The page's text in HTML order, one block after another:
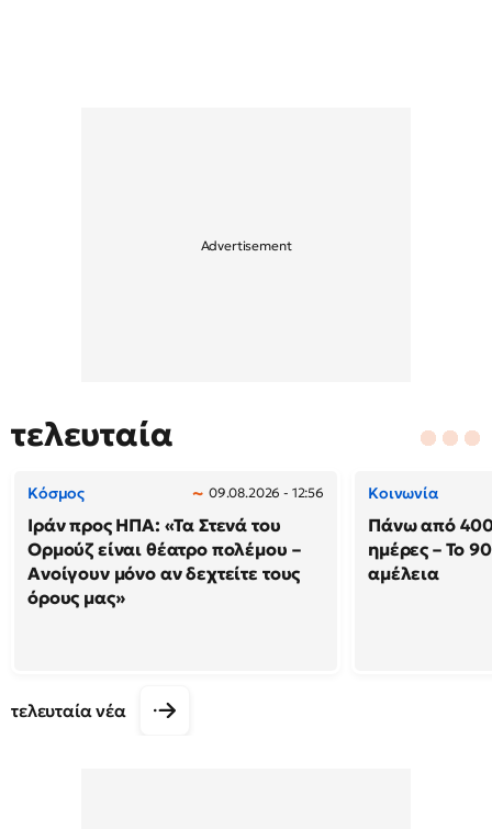
τελευταία
Κόσμος 09.08.2026 - 12:56
Ιράν προς ΗΠΑ: «Τα Στενά του
Ορμούζ είναι θέατρο πολέμου –
Ανοίγουν μόνο αν δεχτείτε τους
όρους μας»
Κοινωνία
Πάνω από
ημέρες – Το
αμέλεια
τελευταία νέα